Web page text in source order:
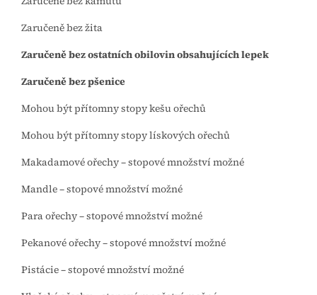
Zaručeně bez žita
Zaručeně bez ostatních obilovin obsahujících lepek
Zaručeně bez pšenice
Mohou být přítomny stopy kešu ořechů
Mohou být přítomny stopy lískových ořechů
Makadamové ořechy – stopové množství možné
Mandle – stopové množství možné
Para ořechy – stopové množství možné
Pekanové ořechy – stopové množství možné
Pistácie – stopové množství možné